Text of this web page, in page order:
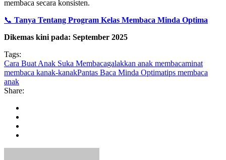
membaca secara konsisten.
📞 Tanya Tentang Program Kelas Membaca Minda Optima
Dikemas kini pada: September 2025
Tags:
Cara Buat Anak Suka Membacagalakkan anak membacaminat
membaca kanak-kanakPantas Baca Minda Optimatips membaca
anak
Share: